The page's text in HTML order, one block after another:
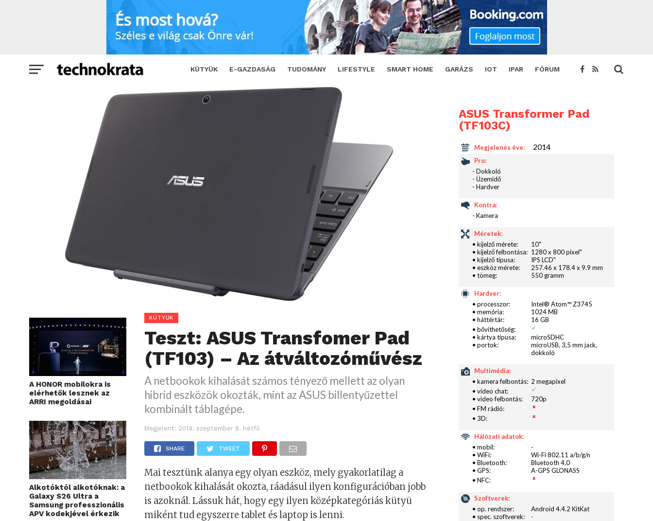
KÜTYÜK E-GAZDASÁG TUDOMÁNY LIFESTYLE SMART HOME GARÁZS IOT IPAR FÓRUM
Teszt: ASUS Transfomer Pad (TF103) – Az átváltozóművész SHARE TWEET
A HONOR mobilokra is
elérhetők lesznek az
ARRI megoldásai
Alkotóktól alkotóknak: a
Galaxy S26 Ultra a
Samsung professzionális
APV kodekjével érkezik
KÜTYÜK
Teszt: ASUS Transfomer Pad
(TF103) – Az átváltozóművész
A netbookok kihalását számos tényező mellett az olyan
hibrid eszközök okozták, mint az ASUS billentyűzettel
kombinált táblagépe.
Megjelent: 2014. szeptember 8. hétfő
SHARE TWEET
Mai tesztünk alanya egy olyan eszköz, mely gyakorlatilag a
netbookok kihalását okozta, ráadásul ilyen konfigurációban jobb
is azoknál. Lássuk hát, hogy egy ilyen középkategóriás kütyü
miként tud egyszerre tablet és laptop is lenni.
ASUS Transformer Pad
(TF103C)
Megjelenés éve: 2014
Pro:
- Dokkoló
- Üzemidő
- Hardver
Kontra:
- Kamera
Méretek:
• kijelző mérete:
10"
• kijelző felbontása: 1280 x 800 pixel"
• kijelző típusa:
IPS LCD"
• eszköz mérete:
257.46 x 178.4 x 9.9 mm
• tömeg:
550 gramm
Hardver:
• processzor:
Intel® Atom™ Z3745
• memória:
1024 MB
• háttértár:
16 GB
• bővíthetőség:
• kártya típusa:
microSDHC
• portok:
microUSB, 3,5 mm jack,
dokkoló
Multimédia:
• kamera felbontás: 2 megapixel
• video chat:
• video felbontás:
720p
• FM rádió:
• 3D:
Hálózati adatok:
• mobil:
-
• WiFi:
Wi-Fi 802.11 a/b/g/n
• Bluetooth:
Bluetooth 4.0
• GPS:
A-GPS GLONASS
• NFC:
Szoftverek:
• op. rendszer:
Android 4.4.2 KitKat
• spec. szoftverek:
-